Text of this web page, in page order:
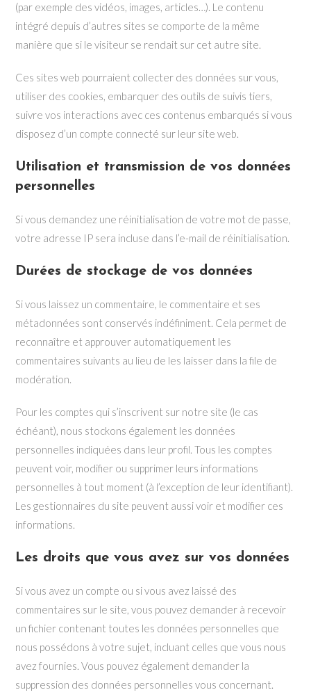
(par exemple des vidéos, images, articles…). Le contenu
intégré depuis d’autres sites se comporte de la même
manière que si le visiteur se rendait sur cet autre site.
Ces sites web pourraient collecter des données sur vous,
utiliser des cookies, embarquer des outils de suivis tiers,
suivre vos interactions avec ces contenus embarqués si vous
disposez d’un compte connecté sur leur site web.
Utilisation et transmission de vos données
personnelles
Si vous demandez une réinitialisation de votre mot de passe,
votre adresse IP sera incluse dans l’e-mail de réinitialisation.
Durées de stockage de vos données
Si vous laissez un commentaire, le commentaire et ses
métadonnées sont conservés indéfiniment. Cela permet de
reconnaître et approuver automatiquement les
commentaires suivants au lieu de les laisser dans la file de
modération.
Pour les comptes qui s’inscrivent sur notre site (le cas
échéant), nous stockons également les données
personnelles indiquées dans leur profil. Tous les comptes
peuvent voir, modifier ou supprimer leurs informations
personnelles à tout moment (à l’exception de leur identifiant).
Les gestionnaires du site peuvent aussi voir et modifier ces
informations.
Les droits que vous avez sur vos données
Si vous avez un compte ou si vous avez laissé des
commentaires sur le site, vous pouvez demander à recevoir
un fichier contenant toutes les données personnelles que
nous possédons à votre sujet, incluant celles que vous nous
avez fournies. Vous pouvez également demander la
suppression des données personnelles vous concernant.